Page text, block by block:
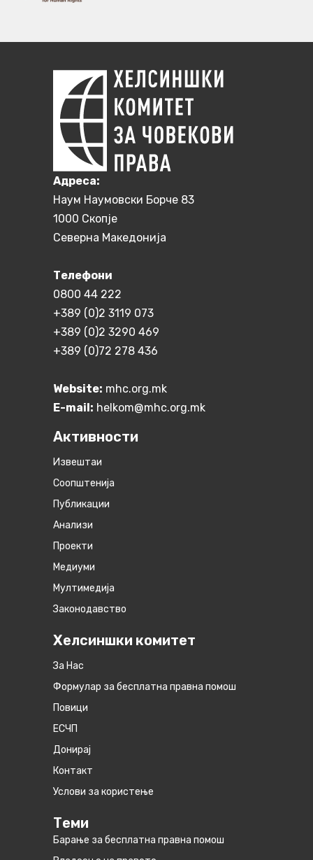
Aдреса:
Наум Наумовски Борче 83
1000 Скопје
Северна Македонија
Телефони
0800 44 222
+389 (0)2 3119 073
+389 (0)2 3290 469
+389 (0)72 278 436
Website: mhc.org.mk
E-mail: helkom@mhc.org.mk
Активности
Извештаи
Соопштенија
Публикации
Анализи
Проекти
Медиуми
Мултимедија
Законодавство
Хелсиншки комитет
За Нас
Формулар за бесплатна правна помош
Повици
ЕСЧП
Донирај
Контакт
Услови за користење
Теми
Барање за бесплатна правна помош